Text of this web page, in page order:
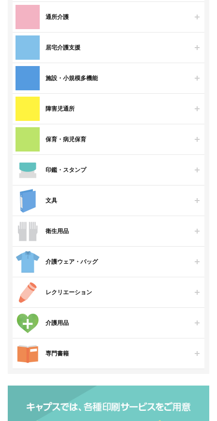
通所介護
居宅介護支援
施設・小規模多機能
障害児通所
保育・病児保育
印鑑・スタンプ
文具
衛生用品
介護ウェア・バッグ
レクリエーション
介護用品
専門書籍